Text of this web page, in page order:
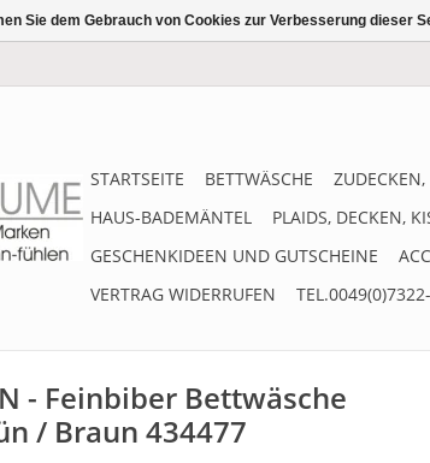
STARTSEITE BETTWÄSCHE ZUDECKEN,
HAUS-BADEMÄNTEL
PLAIDS, DECKEN,
GESCHENKIDEEN UND GUTSCHEINE
VERTRAG WIDERRUFEN
- Feinbiber Bettwäsche
/ Braun 434477
Sie dem Gebrauch von Cookies zur Verbesserung dieser